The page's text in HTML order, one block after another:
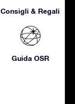
Consigli & Regali
Guida OSR